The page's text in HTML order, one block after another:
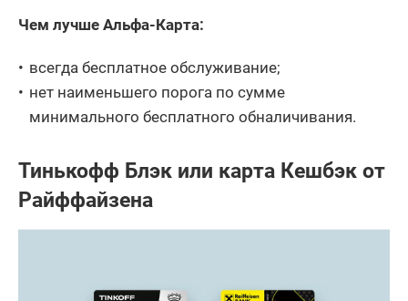
Чем лучше Альфа-Карта:
всегда бесплатное обслуживание;
нет наименьшего порога по сумме
минимального бесплатного обналичивания.
Тинькофф Блэк или карта Кешбэк от
Райффайзена